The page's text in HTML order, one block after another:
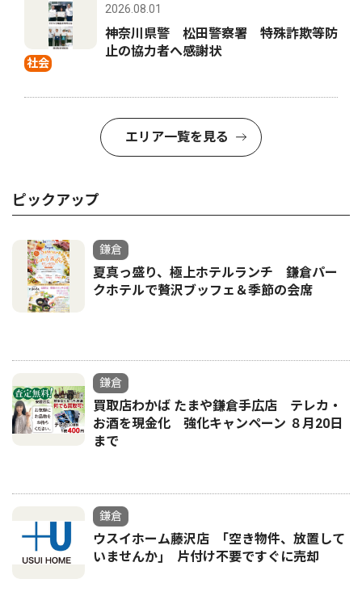
社会
2026.08.01
神奈川県警 松田警察署 特殊詐欺等防
止の協力者へ感謝状
エリア一覧を見る
ピックアップ
鎌倉
夏真っ盛り、極上ホテルランチ 鎌倉パー
クホテルで贅沢ブッフェ＆季節の会席
鎌倉
買取店わかば たまや鎌倉手広店 テレカ・
お酒を現金化 強化キャンペーン ８月20日
まで
鎌倉
ウスイホーム藤沢店 ｢空き物件、放置して
いませんか｣ 片付け不要ですぐに売却